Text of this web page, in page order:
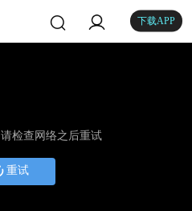
下载APP
检查网络之后重试
重试